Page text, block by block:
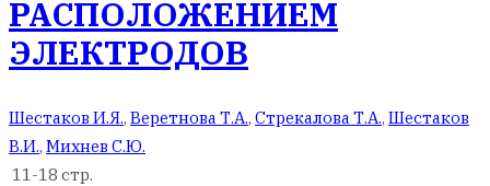
РАСПОЛОЖЕНИЕМ
ЭЛЕКТРОДОВ
Шестаков И.Я., Веретнова Т.А., Стрекалова Т.А., Шестаков
В.И., Михнев С.Ю.
11-18 стр.